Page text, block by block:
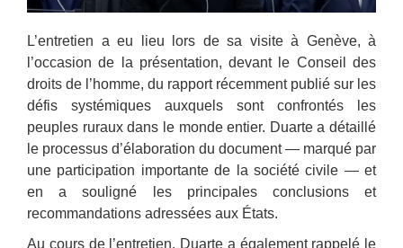
L’entretien a eu lieu lors de sa visite à Genève, à
l’occasion de la présentation, devant le Conseil des
droits de l’homme, du rapport récemment publié sur les
défis systémiques auxquels sont confrontés les
peuples ruraux dans le monde entier. Duarte a détaillé
le processus d’élaboration du document — marqué par
une participation importante de la société civile — et
en a souligné les principales conclusions et
recommandations adressées aux États.
Au cours de l’entretien, Duarte a également rappelé le